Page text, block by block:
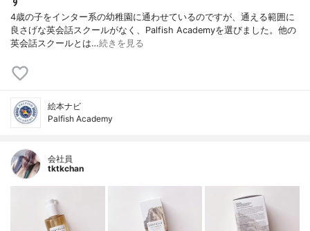
4歳の子をインター系の幼稚園に通わせているのですが、通える範囲に
良さげな英会話スクールがなく、Palfish Academyを選びました。他の
英会話スクールとは…続きを見る
絵本ナビ
Palfish Academy
会社員
tktkchan